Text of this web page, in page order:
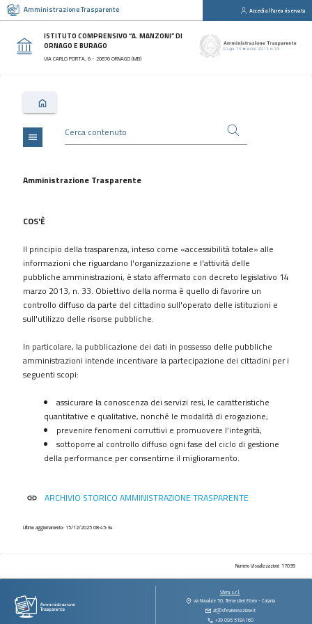
Amministrazione Trasparente Accedi all'area riservata
ISTITUTO COMPRENSIVO “A. MANZONI” DI
ORNAGO E BURAGO
VIA CARLO PORTA, 6 - 20876 ORNAGO (MB)
Sezioni
Disposizioni
Generali
Consulenti
collaboratori
Bandi
Performance
Enti
controllati
Attività
e
procedimenti
Controlli
sulle
contratti
contributi
vantaggi
immobili
e
menu
Amministrazione Trasparente
COS'È
Il principio della trasparenza, inteso come «accessibilità totale» alle
informazioni che riguardano l'organizzazione e l'attività delle
pubbliche amministrazioni, è stato affermato con decreto legislativo 14
marzo 2013, n. 33. Obiettivo della norma è quello di favorire un
controllo diffuso da parte del cittadino sull'operato delle istituzioni e
sull'utilizzo delle risorse pubbliche.
In particolare, la pubblicazione dei dati in possesso delle pubbliche
amministrazioni intende incentivare la partecipazione dei cittadini per i
seguenti scopi:
assicurare la conoscenza dei servizi resi, le caratteristiche
quantitative e qualitative, nonché le modalità di erogazione;
prevenire fenomeni corruttivi e promuovere l’integrità;
sottoporre al controllo diffuso ogni fase del ciclo di gestione
della performance per consentirne il miglioramento.
link ARCHIVIO STORICO AMMINISTRAZIONE TRASPARENTE
Ultimo aggiornamento: 15/12/2025 08:45:34
Numero Visualizzazioni: 17039
Sfera s.r.l.
via Novaluce 50, Tremestieri Etneo - Catania
at@sferainnovazione.it
+39 095 5184160